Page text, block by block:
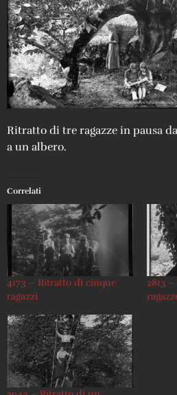
Ritratto di tre ragazze in pausa
a un albero.
Correlati
4173 – Ritratto di cinque
ragazzi
2813